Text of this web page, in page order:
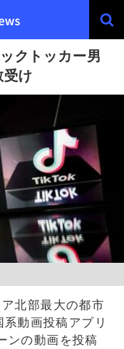
クトッカー男
け
北部最大の都市
動画投稿アプリ
ンの動画を投稿